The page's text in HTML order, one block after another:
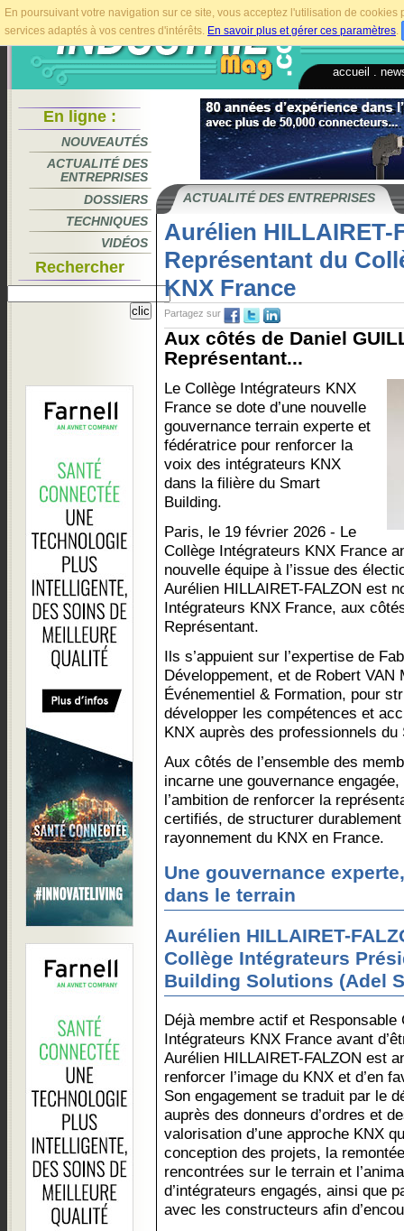
En poursuivant votre navigation sur ce site, vous acceptez l'utilisation de
services adaptés à vos centres d'intérêts. En savoir plus et gérer ces paramètres.
accueil
En ligne :
NOUVEAUTÉS
ACTUALITÉ DES
ENTREPRISES
DOSSIERS
TECHNIQUES
VIDÉOS
Rechercher
ACTUALITÉ DES ENTREPRISES
Aurélien HILLAIRET-
Représentant du
KNX France
Partagez sur
Aux côtés de Daniel
Représentant...
Le Collège Intégrateurs KNX
France se dote d’une nouvelle
gouvernance terrain experte et
fédératrice pour renforcer la
voix des intégrateurs KNX
dans la filière du Smart
Building.
Paris, le 19 février 2026 - Le
Collège Intégrateurs KNX France
nouvelle équipe à l’issue des
Aurélien HILLAIRET-FALZON est
Intégrateurs KNX France, aux
Représentant.
Ils s’appuient sur l’expertise de
Développement, et de Robert VAN
Événementiel & Formation, pour
développer les compétences et
KNX auprès des professionnels du
Aux côtés de l’ensemble des
incarne une gouvernance
l’ambition de renforcer la
certifiés, de structurer
rayonnement du KNX en France.
Une gouvernance
dans le terrain
Aurélien HILLAIRET-
Collège Intégrateurs
Building Solutions (Adel
Déjà membre actif et Responsable
Intégrateurs KNX France avant
Aurélien HILLAIRET-FALZON est
renforcer l’image du KNX et d’en
Son engagement se traduit par le
auprès des donneurs d’ordres et
valorisation d’une approche KNX
conception des projets, la
rencontrées sur le terrain et
d’intégrateurs engagés, ainsi que
avec les constructeurs afin